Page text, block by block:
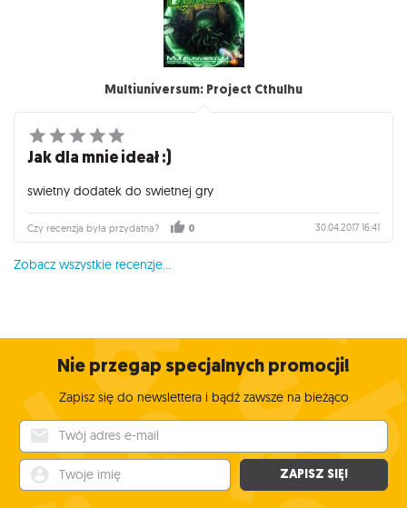
Multiuniversum: Project Cthulhu
Jak dla mnie ideał :)
swietny dodatek do swietnej gry
Czy recenzja była przydatna? 0 30.04.2017 16:41
Zobacz wszystkie recenzje...
Nie przegap specjalnych promocji!
Zapisz się do newslettera i bądź zawsze na bieżąco
ZAPISZ SIĘ!